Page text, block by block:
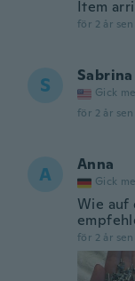
Item
för 2 år sen
S Sabrina
Gick
för 2 år sen
A Anna
Gick
Wie auf
för 2 år sen